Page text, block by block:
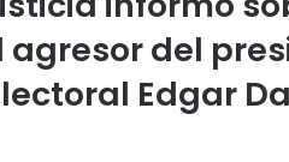
del
Edgar